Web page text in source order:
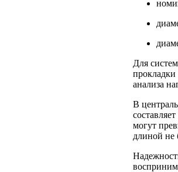
Для
анализа
В
могут
длиной не